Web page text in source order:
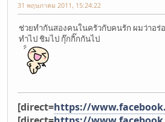
31 พฤษภาคม 2011, 15:24:22
ช่วยทำกันสองคนในครัวกับคนรัก ผมว่าอร่
ทำไป ชิมไป กุ๊กกิ๊กกันไป
[direct=https://